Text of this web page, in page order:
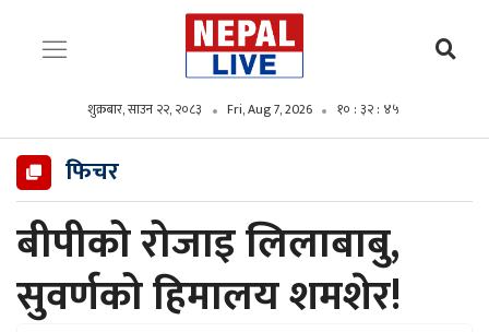
शुक्रबार, साउन २२, २०८३ Fri, Aug 7, 2026 १० : ३२ : ४६
फिचर
बीपीको रोजाइ लिलाबाबु,
सुवर्णको हिमालय शमशेर!